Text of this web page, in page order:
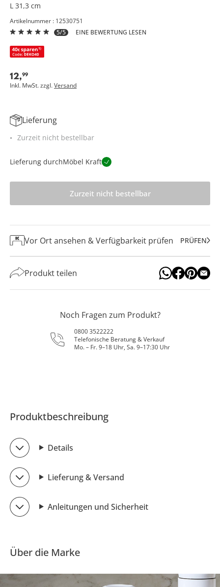
L 31,3 cm
Artikelnummer : 12530751
5/5
EINE BEWERTUNG LESEN
12,99
Inkl. MwSt. zzgl.Versand
Lieferung
Zurzeit nicht bestellbar
Lieferung durchMöbel Kraft
Zurzeit nicht bestellbar
Vor Ort ansehen & Verfügbarkeit prüfen PRÜFEN
Produkt teilen
Noch Fragen zum Produkt?
0800 3522222
Telefonische Beratung & Verkauf
Mo. – Fr. 9–18 Uhr, Sa. 9–17:30 Uhr
Produktbeschreibung
Details
Lieferung & Versand
Anleitungen und Sicherheit
Über die Marke